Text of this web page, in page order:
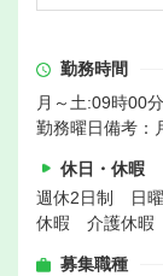
勤務時間
月～土:09時00
勤務曜日備考：
休日・休暇
週休2日制 日
休暇 介護休暇
募集職種